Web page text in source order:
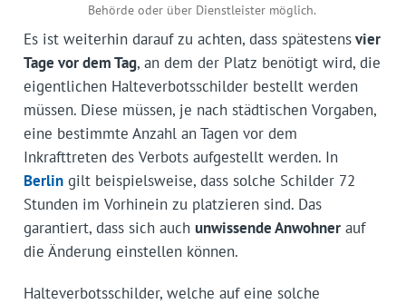
Behörde oder über Dienstleister möglich.
Es ist weiterhin darauf zu achten, dass spätestensvier
Tage vor dem Tag, an dem der Platz benötigt wird, die
eigentlichen Halteverbotsschilder bestellt werden
müssen. Diese müssen, je nach städtischen Vorgaben,
eine bestimmte Anzahl an Tagen vor dem
Inkrafttreten des Verbots aufgestellt werden. In
Berlingilt beispielsweise, dass solche Schilder 72
Stunden im Vorhinein zu platzieren sind. Das
garantiert, dass sich auch unwissende Anwohnerauf
die Änderung einstellen können.
Halteverbotsschilder, welche auf eine solche